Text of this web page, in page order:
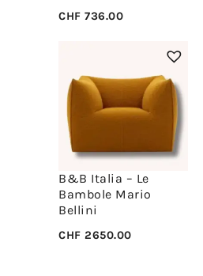
CHF 736.00
B&B Italia – Le
Bambole Mario
Bellini
CHF 2650.00